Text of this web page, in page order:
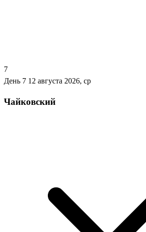
7
День 7 12 августа 2026, ср
Чайковский